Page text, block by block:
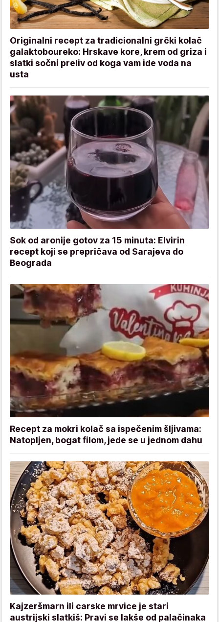
Originalni recept za tradicionalni grčki kolač
galaktoboureko: Hrskave kore, krem od griza i
slatki sočni preliv od koga vam ide voda na
usta
Sok od aronije gotov za 15 minuta: Elvirin
recept koji se prepričava od Sarajeva do
Beograda
Recept za mokri kolač sa ispečenim šljivama:
Natopljen, bogat filom, jede se u jednom dahu
Kajzeršmarn ili carske mrvice je stari
austrijski slatkiš: Pravi se lakše od palačinaka